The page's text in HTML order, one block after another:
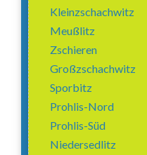
Kleinzschachwitz
Meußlitz
Zschieren
Großzschachwitz
Sporbitz
Prohlis-Nord
Prohlis-Süd
Niedersedlitz